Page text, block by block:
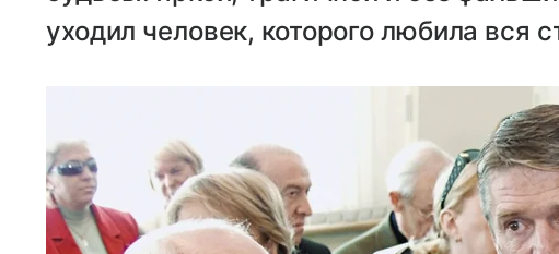
уходил человек, которого любила вся